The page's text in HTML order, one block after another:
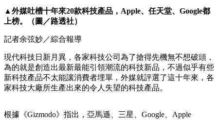
▲外媒吐槽十年來20款科技產品，Apple、任天堂、Google都
上榜。（圖／路透社）
記者余弦妙／綜合報導
現代科技日新月異，各家科技公司為了搶得先機無不想破頭，
為的就是創造出最新最能引領潮流的科技新品，不過似乎有些
新科技產品不太能讓消費者埋單，外媒就評選了這十年來，各
家科技大廠所生產出來的令人失望的科技產品。
根據《Gizmodo》指出，亞馬遜、三星、Google、Apple